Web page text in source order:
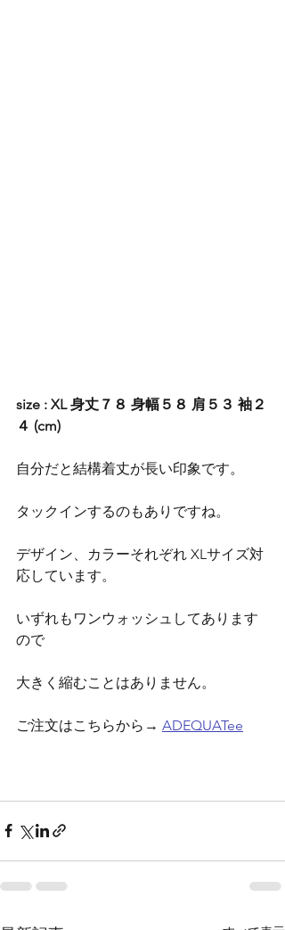
size : XL 身丈７８ 身幅５８ 肩５３ 袖２
４ (cm)
自分だと結構着丈が長い印象です。
タックインするのもありですね。
デザイン、カラーそれぞれ XLサイズ対
応しています。
いずれもワンウォッシュしてあります
ので
大きく縮むことはありません。
ご注文はこちらから→ ADEQUATee